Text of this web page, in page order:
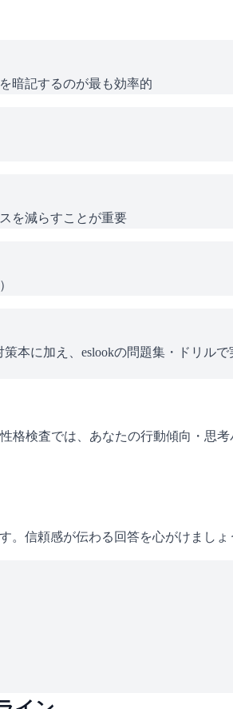
暗記するのが最も効率的
を減らすことが重要
本に加え、eslookの問題集・ドリルで
格検査では、あなたの行動傾向・思
信頼感が伝わる回答を心がけましょ